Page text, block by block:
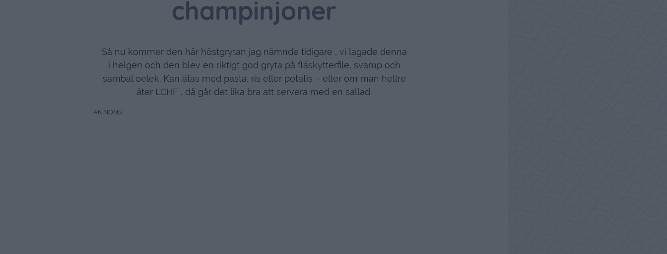
champinjoner
Så nu kommer den här höstgrytan jag nämnde tidigare , vi lagade denna
i helgen och den blev en riktigt god gryta på fläskytterfile, svamp och
sambal oelek. Kan ätas med pasta, ris eller potatis – eller om man hellre
äter LCHF , då går det lika bra att servera med en sallad.